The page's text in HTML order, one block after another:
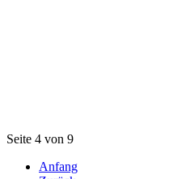
Seite 4 von 9
Anfang